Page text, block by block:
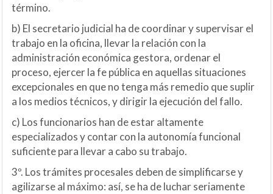
término.
b) El secretario judicial ha de coordinar y supervisar el
trabajo en la oficina, llevar la relación con la
administración económica gestora, ordenar el
proceso, ejercer la fe pública en aquellas situaciones
excepcionales en que no tenga más remedio que suplir
a los medios técnicos, y dirigir la ejecución del fallo.
c) Los funcionarios han de estar altamente
especializados y contar con la autonomía funcional
suficiente para llevar a cabo su trabajo.
3º. Los trámites procesales deben de simplificarse y
agilizarse al máximo: así, se ha de luchar seriamente